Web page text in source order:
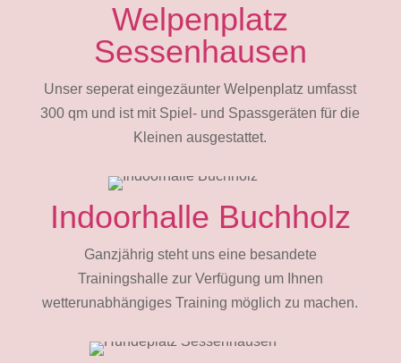
Welpenplatz
Sessenhausen
Unser seperat eingezäunter Welpenplatz umfasst
300 qm und ist mit Spiel- und Spassgeräten für die
Kleinen ausgestattet.
Indoorhalle Buchholz
Ganzjährig steht uns eine besandete
Trainingshalle zur Verfügung um Ihnen
wetterunabhängiges Training möglich zu machen.